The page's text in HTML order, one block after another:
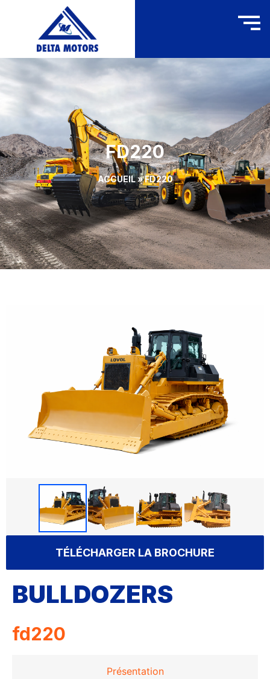
FD220
ACCUEIL»FD220
TÉLÉCHARGER LA BROCHURE
BULLDOZERS
fd220
Présentation